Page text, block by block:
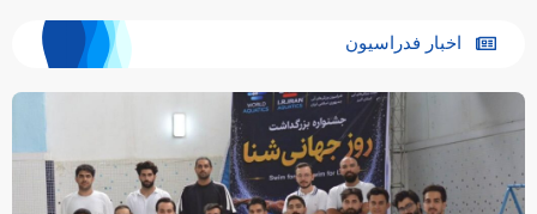
اخبار فدراسیون